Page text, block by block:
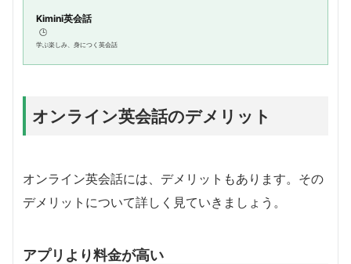
Kimini英会話
🕒️
学ぶ楽しみ、身につく英会話
オンライン英会話のデメリット
オンライン英会話には、デメリットもあります。その
デメリットについて詳しく見ていきましょう。
アプリより料金が高い